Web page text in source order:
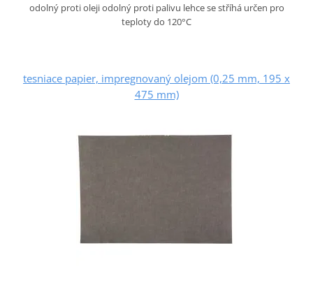
odolný proti oleji odolný proti palivu lehce se stříhá určen pro
teploty do 120°C
tesniace papier, impregnovaný olejom (0,25 mm, 195 x
475 mm)